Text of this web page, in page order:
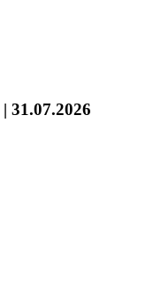
| 31.07.2026